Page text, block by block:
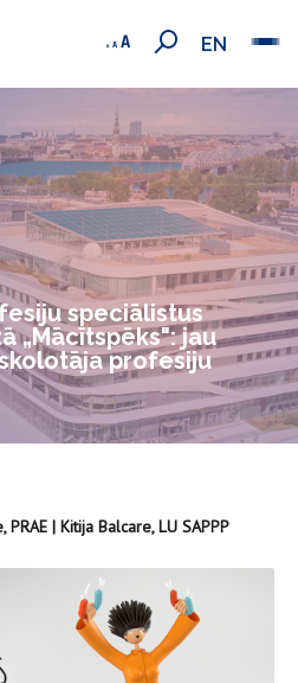
EN
speciālistus
„Mācītspēks": jau
profesiju
PRAE | Kitija Balcare, LU SAPPP